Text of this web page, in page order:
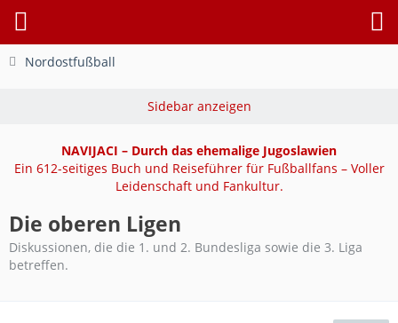
Nordostfußball
NAVIJACI – Durch das ehemalige Jugoslawien
Ein 612-seitiges Buch und Reiseführer für Fußballfans – Voller
Leidenschaft und Fankultur.
Die oberen Ligen
Diskussionen, die die 1. und 2. Bundesliga sowie die 3. Liga
betreffen.